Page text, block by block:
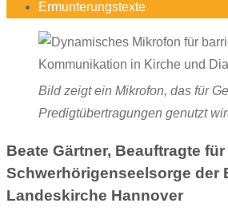
Ermunterungstexte
Bild zeigt ein Mikrofon, das für
Predigtübertragungen genutzt
Beate Gärtner, Beauftragte für
Schwerhörigenseelsorge der
Landeskirche Hannover